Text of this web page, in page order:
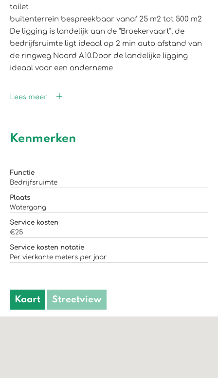
toilet
buitenterrein bespreekbaar vanaf 25 m2 tot 500 m2
De ligging is landelijk aan de “Broekervaart”, de
bedrijfsruimte ligt ideaal op 2 min auto afstand van
de ringweg Noord A10.Door de landelijke ligging
ideaal voor een onderneme
Lees meer
Kenmerken
Functie
Bedrijfsruimte
Plaats
Watergang
Service kosten
€25
Service kosten notatie
Per vierkante meters per jaar
Kaart Streetview